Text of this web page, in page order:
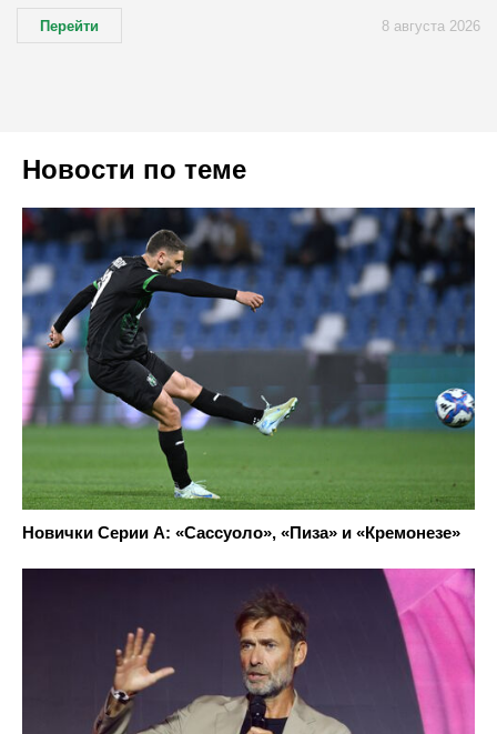
Новости по теме
Новички Серии А: «Сассуоло», «Пиза» и «Кремонезе»
Перейти 8 августа 2026